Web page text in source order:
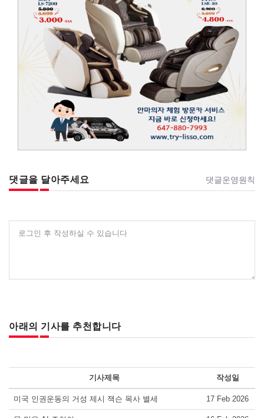
댓글을 달아주세요 댓글운영원칙
로그인 후 작성하실 수 있습니다
아래의 기사를 추천합니다
기사제목 작성일
미국 인권운동의 거성 제시 잭슨 목사 별세 17 Feb 2026